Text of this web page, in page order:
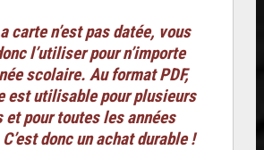
carte n’est pas datée, vous
l’utiliser pour n’importe
scolaire. Au format PDF,
est utilisable pour plusieurs
et pour toutes les années
donc un achat durable !